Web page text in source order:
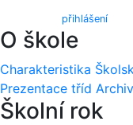
přihlášení)
O škole
Charakteristika
Prezentace tříd Archiv
Školní rok